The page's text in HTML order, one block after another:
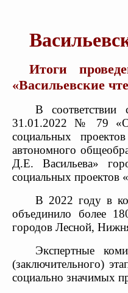
Итоги
«Васильевские
В соответствии
31.01.2022 № 79 «Об
социальных
автономного
Д.Е. Васильева»
социальных проектов
В 2022 году в
объединило более
городов Лесной,
Экспертные
(заключительного)
социально значимых